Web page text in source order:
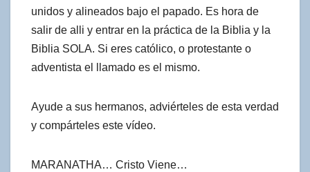
unidos y alineados bajo el papado. Es hora de
salir de alli y entrar en la práctica de la Biblia y la
Biblia SOLA. Si eres católico, o protestante o
adventista el llamado es el mismo.
Ayude a sus hermanos, adviérteles de esta verdad
y compárteles este vídeo.
MARANATHA… Cristo Viene…